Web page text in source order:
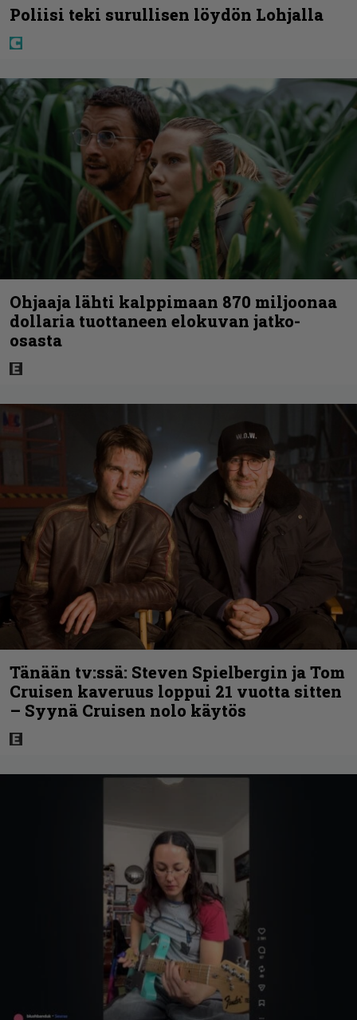
Poliisi teki surullisen löydön Lohjalla
Ohjaaja lähti kalppimaan 870 miljoonaa
dollaria tuottaneen elokuvan jatko-
osasta
Tänään tv:ssä: Steven Spielbergin ja Tom
Cruisen kaveruus loppui 21 vuotta sitten
– Syynä Cruisen nolo käytös